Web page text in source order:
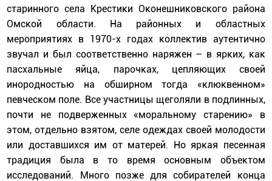
старинного села Крестики Оконешниковского района
Омской области. На районных и областных
мероприятиях в 1970-х годах коллектив аутентично
звучал и был соответственно наряжен – в ярких, как
пасхальные яйца, парочках, цепляющих своей
инородностью на обширном тогда «клюквенном»
певческом поле. Все участницы щеголяли в подлинных,
почти не подверженных «моральному старению» в
этом, отдельно взятом, селе одеждах своей молодости
или доставшихся им от матерей. Но яркая песенная
традиция была в то время основным объектом
исследований. Много позже для собирателей конца